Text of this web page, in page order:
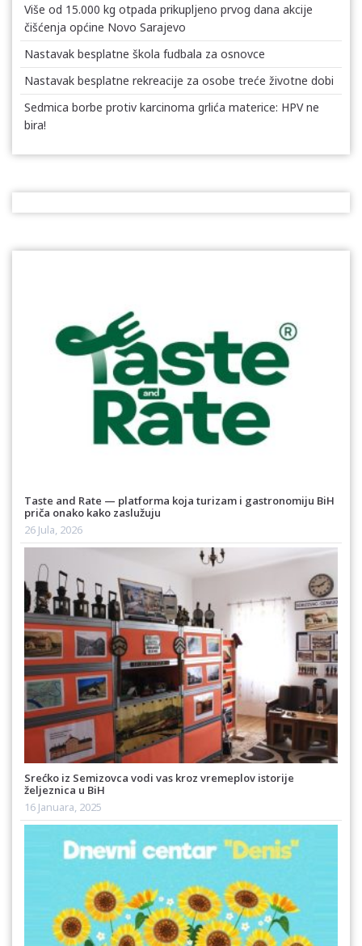
Više od 15.000 kg otpada prikupljeno prvog dana akcije
čišćenja općine Novo Sarajevo
Nastavak besplatne škola fudbala za osnovce
Nastavak besplatne rekreacije za osobe treće životne dobi
Sedmica borbe protiv karcinoma grlića materice: HPV ne
bira!
Taste and Rate — platforma koja turizam i gastronomiju BiH
priča onako kako zaslužuju
26 Jula, 2026
Srećko iz Semizovca vodi vas kroz vremeplov istorije
željeznica u BiH
16 Januara, 2025